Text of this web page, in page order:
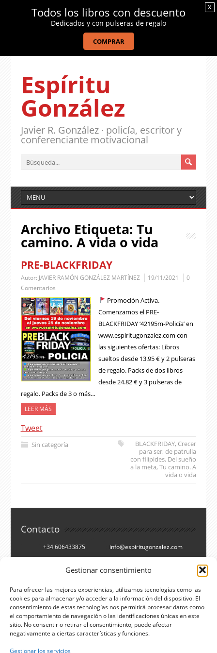
Gestionar consentimiento
Para ofrecer las mejores experiencias, utilizamos tecnologías como las
cookies para almacenar y/o acceder a la información del dispositivo. El
consentimiento de estas tecnologías nos permitirá procesar datos como
el comportamiento de navegación o las identificaciones únicas en este
sitio. No consentir o retirar el consentimiento, puede afectar
negativamente a ciertas características y funciones.
Gestionar los servicios
Espíritu
González
Javier R. González · policía, escritor y
conferenciante motivacional
Archivo Etiqueta: Tu
camino. A vida o vida
PRE-BLACKFRIDAY
Autor: JAVIER RAMÓN GONZÁLEZ MARTÍNEZ 19/11/2021
0
Comentarios
Promoción Activa.
Comenzamos el PRE-
BLACKFRIDAY ‘42195m-Policía’ en
www.espiritugonzalez.com con
las siguientes ofertas: Libros
sueltos desde 13.95 € y 2 pulseras
de regalo. Packs de dos libros
desde 24.82 € y 3 pulseras de
regalo. Packs de 3 o más…
LEER MÁS
Tweet
Sin categoría BLACKFRIDAY, Crecer
para ser,de patrulla
con filípides, Del sueño
a la meta,Tu camino. A
vida o vida
Contacto
+34 606433875 info@espiritugonzalez.com
Cartagena, España
Síguenos en
Facebook
Twitter
You Tube
RSS
Buscar
Todos los libros con descuento
Dedicados y con pulseras de regalo
COMPRAR
x